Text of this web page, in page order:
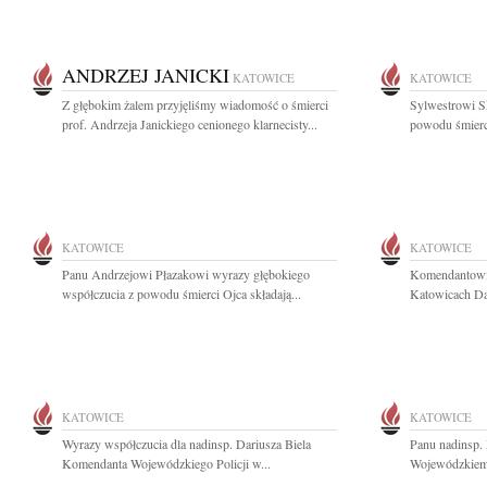
ANDRZEJ JANICKI KATOWICE
Z głębokim żalem przyjęliśmy wiadomość o śmierci
prof. Andrzeja Janickiego cenionego klarnecisty...
KATOWICE
Sylwestrowi
powodu
KATOWICE
Panu Andrzejowi Płazakowi wyrazy głębokiego
współczucia z powodu śmierci Ojca składają...
KATOWICE
Katowicach
KATOWICE
Wyrazy współczucia dla nadinsp. Dariusza Biela
Komendanta Wojewódzkiego Policji w...
KATOWICE
Panu